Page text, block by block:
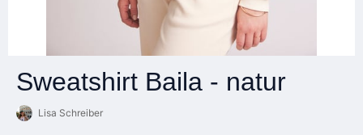
Sweatshirt Baila - natur
Lisa Schreiber